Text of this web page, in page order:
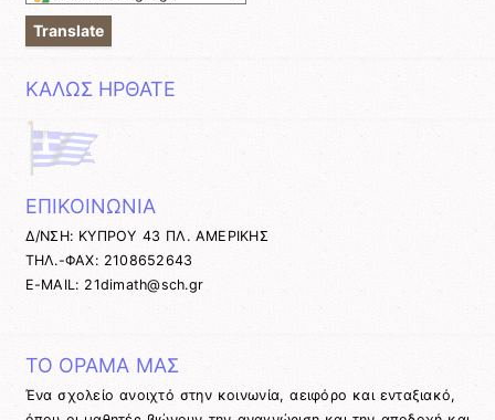
a
translate
page
Translate
ΚΑΛΩΣ ΗΡΘΑΤΕ
ΕΠΙΚΟΙΝΩΝΙΑ
Δ/ΝΣΗ: ΚΥΠΡΟΥ 43 ΠΛ. ΑΜΕΡΙΚΗΣ
ΤΗΛ.-ΦΑΧ: 2108652643
E-MAIL: 21dimath@sch.gr
ΤΟ ΟΡΑΜΑ ΜΑΣ
Ένα σχολείο ανοιχτό στην κοινωνία, αειφόρο και ενταξιακό,